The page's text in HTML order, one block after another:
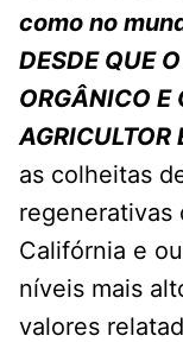
como no
DESDE QUE
ORGÂNICO E
AGRICULTOR
as colheitas
regenerativas
Califórnia e
níveis mais
valores